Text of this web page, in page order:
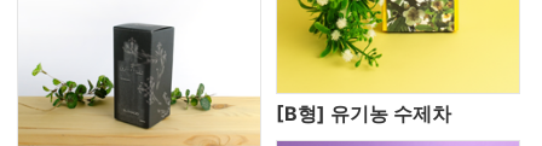
[B형] 유기농 수제차